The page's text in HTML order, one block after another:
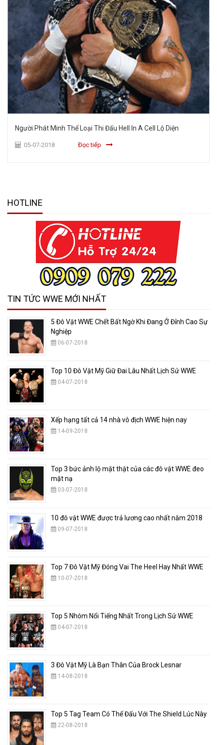
Người Phát Minh Thể Loại Thi Đấu Hell In A Cell Lộ Diện
05-07-2018 Đọc tiếp
HOTLINE
TIN TỨC WWE MỚI NHẤT
5 Đô Vật WWE Chết Bất Ngờ Khi Đang Ở Đỉnh Cao Sự
Nghiệp
06-07-2018
Top 10 Đô Vật Mỹ Giữ Đai Lâu Nhất Lịch Sử WWE
04-07-2018
Xếp hạng tất cả 14 nhà vô địch WWE hiện nay
14-09-2018
Top 3 bức ảnh lộ mặt thật của các đô vật WWE đeo
mặt nạ
03-07-2018
10 đô vật WWE được trả lương cao nhất năm 2018
09-07-2018
Top 7 Đô Vật Mỹ Đóng Vai The Heel Hay Nhất WWE
10-07-2018
Top 5 Nhóm Nổi Tiếng Nhất Trong Lịch Sử WWE
04-07-2018
3 Đô Vật Mỹ Là Bạn Thân Của Brock Lesnar
14-08-2018
Top 5 Tag Team Có Thể Đấu Với The Shield Lúc Này
22-08-2018